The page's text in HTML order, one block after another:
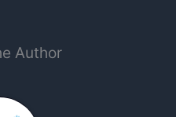
Author